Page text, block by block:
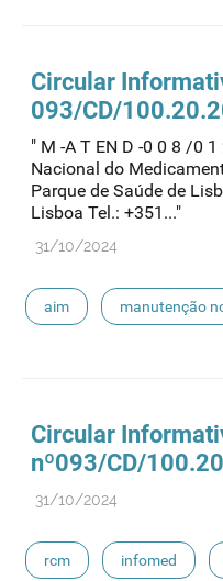
Circular
093/CD/
" M -A T EN D -0 0 8 /0
Nacional do
Parque de Saúde de
Lisboa Tel.: +351..."
31/10/2024
aim manutenção
Circular
nº093/CD/
31/10/2024
rcm infomed